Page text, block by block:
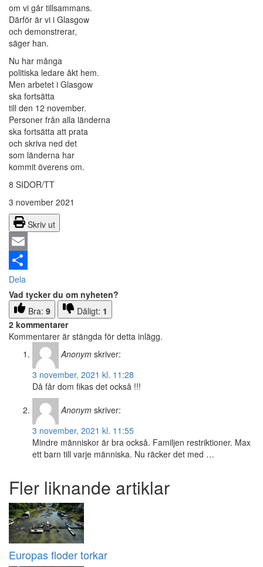
om vi går tillsammans.
Därför är vi i Glasgow
och demonstrerar,
säger han.
Nu har många
politiska ledare åkt hem.
Men arbetet i Glasgow
ska fortsätta
till den 12 november.
Personer från alla länderna
ska fortsätta att prata
och skriva ned det
som länderna har
kommit överens om.
8 SIDOR/TT
3 november 2021
Skriv ut
Email
Dela
Vad tycker du om nyheten?
Bra: 9 Dåligt: 1
2 kommentarer
Kommentarer är stängda för detta inlägg.
Anonym skriver:
3 november, 2021 kl. 11:28
Då får dom fikas det också !!!
Anonym skriver:
3 november, 2021 kl. 11:55
Mindre människor är bra också. Familjen restriktioner. Max
ett barn till varje människa. Nu räcker det med …
Fler liknande artiklar
Europas floder torkar